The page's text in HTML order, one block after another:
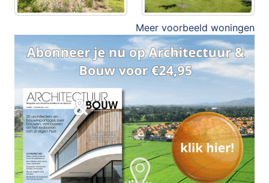
Meer voorbeeld woningen